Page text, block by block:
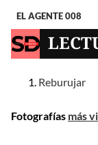
EL AGENTE 008
Reburujar
Fotografías más